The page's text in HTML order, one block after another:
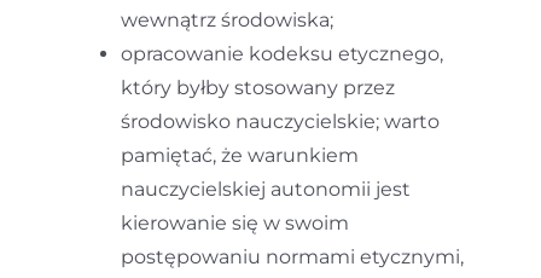
wewnątrz środowiska;
opracowanie kodeksu etycznego,
który byłby stosowany przez
środowisko nauczycielskie; warto
pamiętać, że warunkiem
nauczycielskiej autonomii jest
kierowanie się w swoim
postępowaniu normami etycznymi,